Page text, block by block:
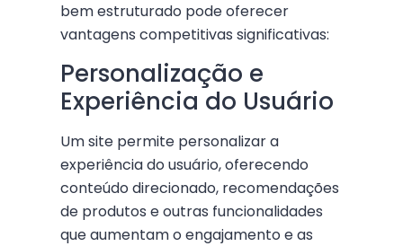
bem estruturado pode oferecer
vantagens competitivas significativas:
Personalização e
Experiência do Usuário
Um site permite personalizar a
experiência do usuário, oferecendo
conteúdo direcionado, recomendações
de produtos e outras funcionalidades
que aumentam o engajamento e as